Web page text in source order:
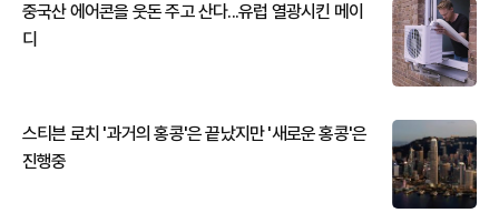
중국산 에어콘을 웃돈 주고 산다...유럽 열광시킨 메이
디
스티븐 로치 '과거의 홍콩'은 끝났지만 '새로운 홍콩'은
진행중